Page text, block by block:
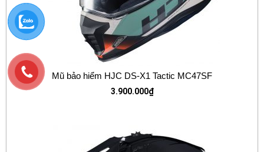
Mũ bảo hiểm HJC DS-X1 Tactic MC47SF
3.900.000₫